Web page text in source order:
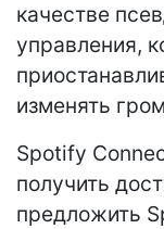
качестве
управления,
изменять
Spotify
получить
предложить